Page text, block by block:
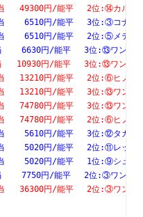
配当   49300円/能平　
配当    6510円/能平　
配当    6510円/能平　
配当    6630円/能平　 3
配当   10930円/能平　 3
配当   13210円/能平　
配当   13210円/能平　 3
配当   74780円/能平　 3
配当   74780円/能平　
当    5610円/能平　 3位
5020円/能平　 2位:⑪レッドベ
5020円/能平　 1位:⑨シュヴァ
配当    7750円/能平　 2
当   36300円/能平　 2